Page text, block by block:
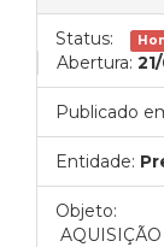
Status:
Abertura:
Publicado
Entidade:
Objeto: